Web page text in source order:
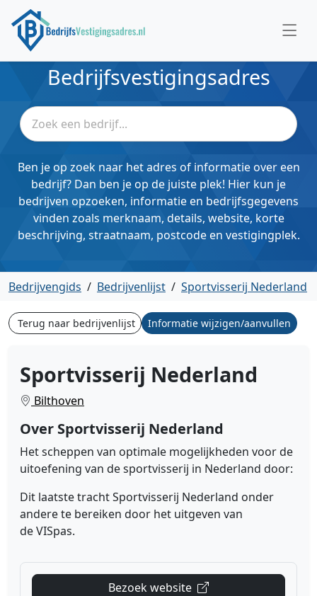
Bedrijfsvestigingsadres
Ben je op zoek naar het adres of informatie over een
bedrijf? Dan ben je op de juiste plek! Hier kun je
bedrijven opzoeken, informatie en bedrijfsgegevens
vinden zoals merknaam, details, website, korte
beschrijving, straatnaam, postcode en vestigingplek.
Bedrijvengids / Bedrijvenlijst / Sportvisserij Nederland
Terug naar bedrijvenlijst Informatie wijzigen/aanvullen
Sportvisserij Nederland
Bilthoven
Over Sportvisserij Nederland
Het scheppen van optimale mogelijkheden voor de
uitoefening van de sportvisserij in Nederland door:
Dit laatste tracht Sportvisserij Nederland onder
andere te bereiken door het uitgeven van
deVISpas.
Bezoek website